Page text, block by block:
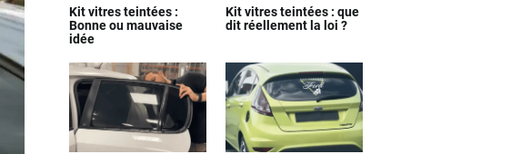
Kit vitres teintées :
Bonne ou mauvaise
idée
Kit vitres teintées : que
dit réellement la loi ?